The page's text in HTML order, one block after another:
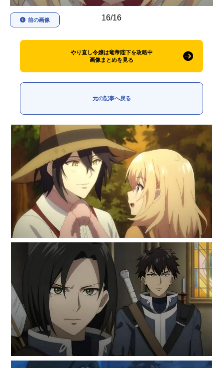
秋アニメ
男性声優/女性声優一覧
FOLLOW US
16/16
前の画像
やり直し令嬢は竜帝陛下を攻略中
画像まとめを見る
元の記事へ戻る